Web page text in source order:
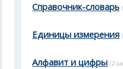
Справочник-словарь
Единицы измерения
Алфавит и цифры (2